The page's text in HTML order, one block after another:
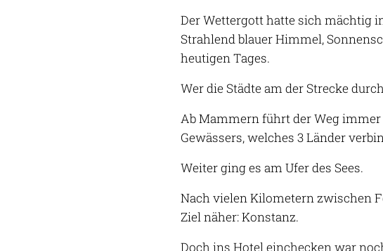
Der Wettergott hatte sich mächtig
Strahlend blauer Himmel,
heutigen Tages.
Wer die Städte am der Strecke
Ab Mammern führt der Weg
Gewässers, welches 3 Länder
Weiter ging es am Ufer des Sees.
Nach vielen Kilometern zwischen
Ziel näher: Konstanz.
Doch ins Hotel einchecken war